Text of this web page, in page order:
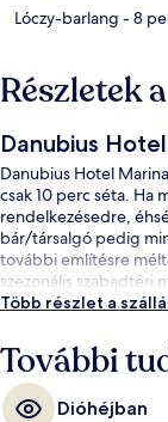
Lóczy-barlang - 8
Részletek
Danubius
Danubius Hotel
csak 10 perc séta. Ha
rendelkezésedre,
bár/társalgó pedig
további említésre
szezonális szabadtéri
Több részlet a
További
Dióhéjban